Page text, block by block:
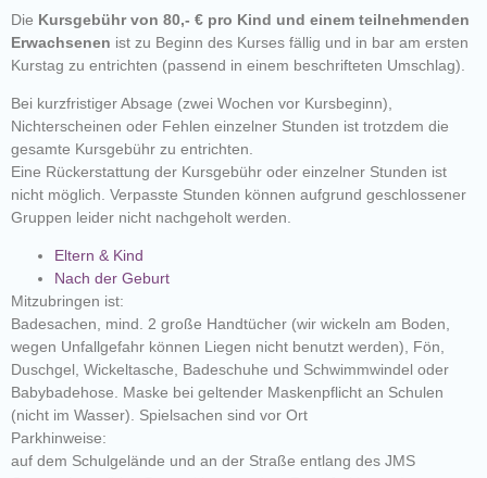
Die Kursgebühr von 80,- € pro Kind und einem teilnehmenden
Erwachsenen ist zu Beginn des Kurses fällig und in bar am ersten
Kurstag zu entrichten (passend in einem beschrifteten Umschlag).
Bei kurzfristiger Absage (zwei Wochen vor Kursbeginn),
Nichterscheinen oder Fehlen einzelner Stunden ist trotzdem die
gesamte Kursgebühr zu entrichten.
Eine Rückerstattung der Kursgebühr oder einzelner Stunden ist
nicht möglich. Verpasste Stunden können aufgrund geschlossener
Gruppen leider nicht nachgeholt werden.
Eltern & Kind
Nach der Geburt
Mitzubringen ist:
Badesachen, mind. 2 große Handtücher (wir wickeln am Boden,
wegen Unfallgefahr können Liegen nicht benutzt werden), Fön,
Duschgel, Wickeltasche, Badeschuhe und Schwimmwindel oder
Babybadehose. Maske bei geltender Maskenpflicht an Schulen
(nicht im Wasser). Spielsachen sind vor Ort
Parkhinweise:
auf dem Schulgelände und an der Straße entlang des JMS